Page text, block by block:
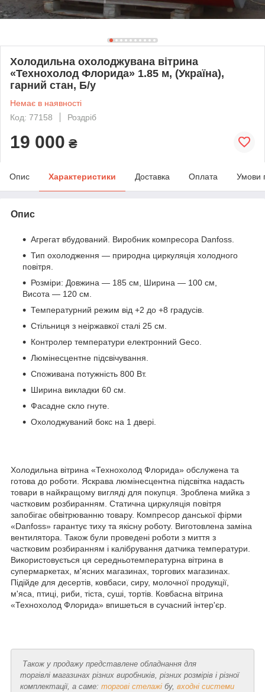
Холодильна охолоджувана вітрина
«Технохолод Флорида» 1.85 м, (Україна),
гарний стан, Б/у
Немає в наявності
Код: 77158
Роздріб
19 000 ₴
Опис Характеристики Доставка Оплата Умови
Опис
Агрегат вбудований. Виробник компресора Danfoss.
Тип охолодження — природна циркуляція холодного
повітря.
Розміри: Довжина — 185 см, Ширина — 100 см,
Висота — 120 см.
Температурний режим від +2 до +8 градусів.
Стільниця з неіржавкої сталі 25 см.
Контролер температури електронний Geco.
Люмінесцентне підсвічування.
Споживана потужність 800 Вт.
Ширина викладки 60 см.
Фасадне скло гнуте.
Охолоджуваний бокс на 1 двері.
Холодильна вітрина «Технохолод Флорида» обслужена та
готова до роботи. Яскрава люмінесцентна підсвітка надасть
товари в найкращому вигляді для покупця. Зроблена мийка з
частковим розбиранням. Статична циркуляція повітря
запобігає обвітрюванню товару. Компресор данської фірми
«Danfoss» гарантує тиху та якісну роботу. Виготовлена заміна
вентилятора. Також були проведені роботи з миття з
частковим розбиранням і калібрування датчика температури.
Використовується ця середньотемпературна вітрина в
супермаркетах, м'ясних магазинах, торгових магазинах.
Підійде для десертів, ковбаси, сиру, молочної продукції,
м'яса, птиці, риби, тіста, суші, тортів. Ковбасна вітрина
«Технохолод Флорида» впишеться в сучасний інтер'єр.
Також у продажу представлене обладнання для
торгівлі магазинах різних виробників, різних розмірів і різної
комплектації, а саме: торгові стелажі бу, входні системи